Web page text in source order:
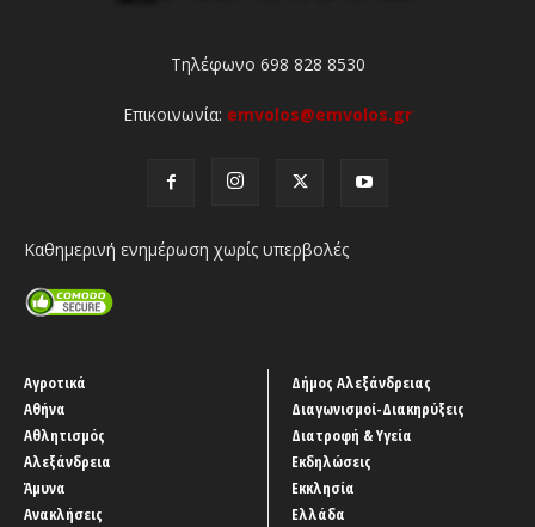
Τηλέφωνο 698 828 8530
Επικοινωνία: emvolos@emvolos.gr
Καθημερινή ενημέρωση χωρίς υπερβολές
Αγροτικά
Αθήνα
Αθλητισμός
Αλεξάνδρεια
Άμυνα
Ανακλήσεις
Δήμος Αλεξάνδρειας
Διαγωνισμοί-Διακηρύξεις
Διατροφή & Υγεία
Εκδηλώσεις
Εκκλησία
Ελλάδα